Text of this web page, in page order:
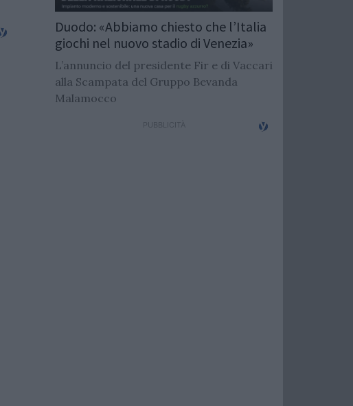
Duodo: «Abbiamo chiesto che l’Italia
giochi nel nuovo stadio di Venezia»
L’annuncio del presidente Fir e di Vaccari
alla Scampata del Gruppo Bevanda
Malamocco